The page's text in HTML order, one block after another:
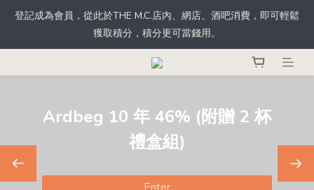
根據香港法律，不得於業務過程中，向未成年人士售賣或供應令人
醺醉的酒類。
登記成為會員，從此於THE M.C.店內、網店、酒吧消費，即可輕鬆
獲取積分，積分更可當錢用。
根據香港法律，不得於業務過程中，向未成年人士售賣或供應令人
醺醉的酒類。
10 年 46% (附贈 2 杯